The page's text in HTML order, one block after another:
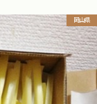
岡山県